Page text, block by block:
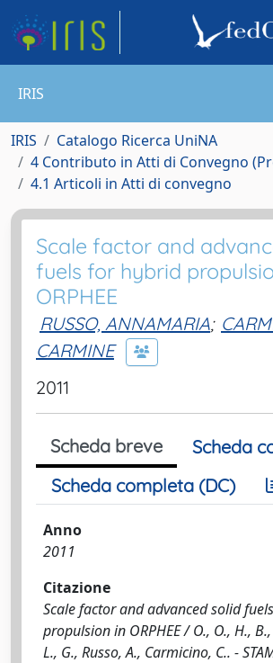
IRIS
IRIS
Catalogo Ricerca UniNA
4 Contributo in Atti di Convegno
4.1 Articoli in Atti di convegno
Scale factor and
fuels for hybrid
ORPHEE
RUSSO, ANNAMARIA;
CARMINE
2011
Scheda breve
Scheda
Scheda completa (DC)
Anno
2011
Citazione
Scale factor and advanced solid
propulsion in ORPHEE / O., O., H., B.,
L., G., Russo, A., Carmicino, C.. -